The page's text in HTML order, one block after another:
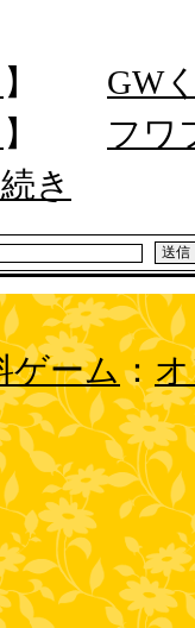
】 GW
】 フワ
き
ゲーム ：